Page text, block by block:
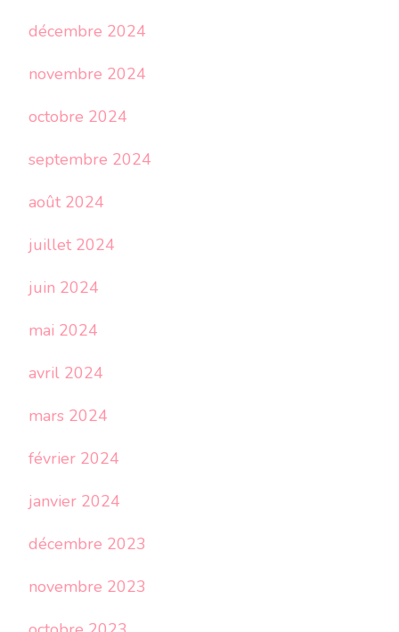
décembre 2024
novembre 2024
octobre 2024
septembre 2024
août 2024
juillet 2024
juin 2024
mai 2024
avril 2024
mars 2024
février 2024
janvier 2024
décembre 2023
novembre 2023